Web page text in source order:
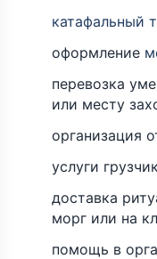
катафальный
оформление
перевозка
или месту
организация
услуги
доставка
морг или на
помощь в